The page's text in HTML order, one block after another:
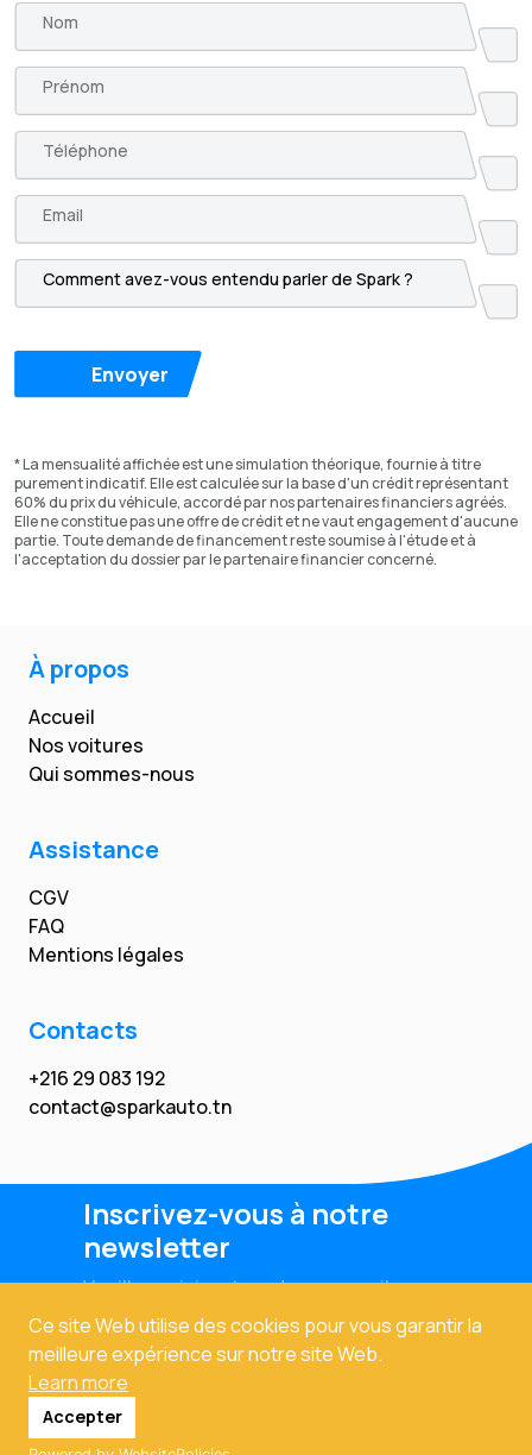
Ce site Web utilise des cookies pour vous garantir la
meilleure expérience sur notre site Web.
Learn more
Accepter
Envoyer
* La mensualité affichée est une simulation théorique, fournie à titre
purement indicatif. Elle est calculée sur la base d'un crédit représentant
60% du prix du véhicule, accordé par nos partenaires financiers agréés.
Elle ne constitue pas une offre de crédit et ne vaut engagement d'aucune
partie. Toute demande de financement reste soumise à l'étude et à
l'acceptation du dossier par le partenaire financier concerné.
À propos
Accueil
Nos voitures
Qui sommes-nous
Assistance
CGV
FAQ
Mentions légales
Contacts
+216 29 083 192
contact@sparkauto.tn
Inscrivez-vous à notre
newsletter
Veuillez saisir votre adresse email